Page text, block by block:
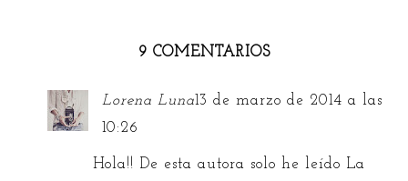
9 COMENTARIOS
Lorena Luna13 de marzo de 2014 a las
10:26
Hola!! De esta autora solo he leído La